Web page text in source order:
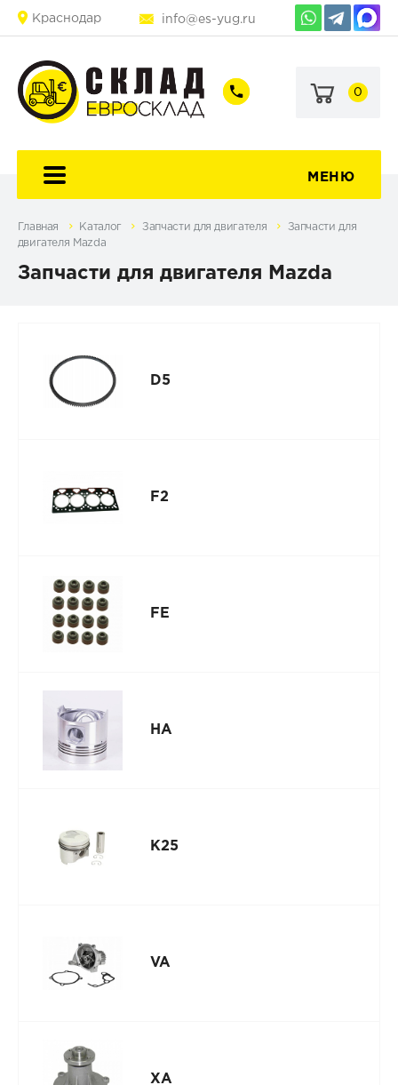
Краснодар info@es-yug.ru
+7
60-
+7
69-
0
МЕНЮ
Главная Каталог Запчасти для двигателя
Запчасти для
двигателя Mazda
Запчасти для двигателя Mazda
D5
F2
FE
HA
K25
VA
XA